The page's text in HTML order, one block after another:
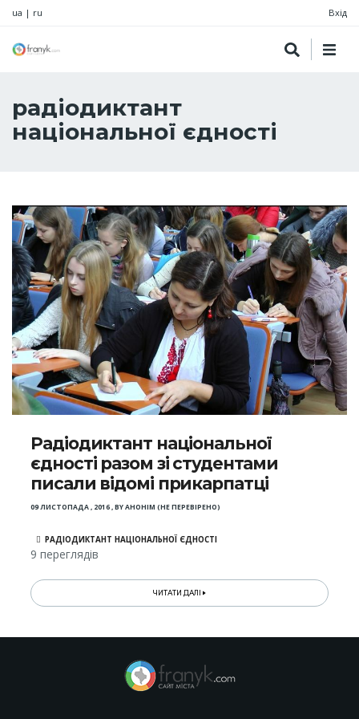
ua | ru Вхід
радіодиктант
національної єдності
Радіодиктант національної
єдності разом зі студентами
писали відомі прикарпатці
09 ЛИСТОПАДА , 2016,BYАНОНІМ (НЕ ПЕРЕВІРЕНО)
РАДІОДИКТАНТ НАЦІОНАЛЬНОЇ ЄДНОСТІ
9 переглядів
ЧИТАТИ ДАЛІ